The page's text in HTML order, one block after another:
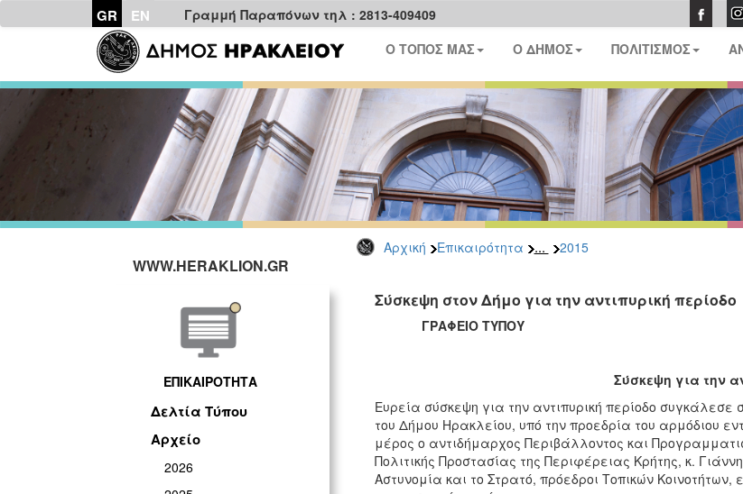
GR EN Γραμμή Παραπόνων τηλ : 2813-409409
Ο ΤΟΠΟΣ ΜΑΣ Ο ΔΗΜΟΣ ΠΟΛΙΤΙΣΜΟΣ
Αρχική Επικαιρότητα ... 2015
WWW.HERAKLION.GR
ΕΠΙΚΑΙΡΟΤΗΤΑ
Δελτία Τύπου
Αρχείο
2026
Σύσκεψη στον Δήμο για την αντιπυρική περίοδο
ΓΡΑΦΕΙΟ ΤΥΠΟΥ
Σύσκεψη για την
Ευρεία σύσκεψη για την αντιπυρική περίοδο
του Δήμου Ηρακλείου, υπό την προεδρία του αρμόδιου
μέρος ο αντιδήμαρχος Περιβάλλοντος και
Πολιτικής Προστασίας της Περιφέρειας Κρήτης, κ.
Αστυνομία και το Στρατό, πρόεδροι Τοπικών